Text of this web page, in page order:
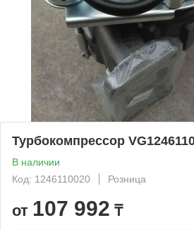
Турбокомпрессор
В наличии
Код: 1246110020
Розница
от 107 992 ₸